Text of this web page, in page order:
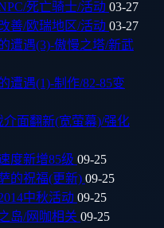
死亡骑士/活动 03-27
善/欧瑞地区/活动 03-27
遭遇(3)-傲慢之塔/新武
遭遇(1)-制作/82-85变
介面翻新(宽萤幕)/强化
度新增85级 09-25
的祝福(更新) 09-25
中秋活动 09-25
岛/网咖相关 09-25